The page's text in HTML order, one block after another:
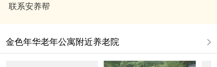
联系安养帮
金色年华老年公寓附近养老院